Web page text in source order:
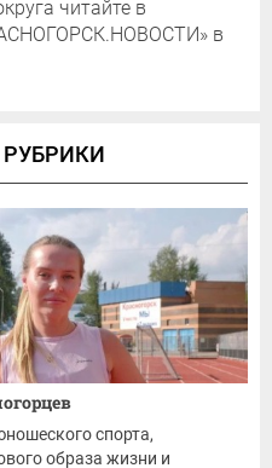
читайте в
в
спорта,
образа жизни и